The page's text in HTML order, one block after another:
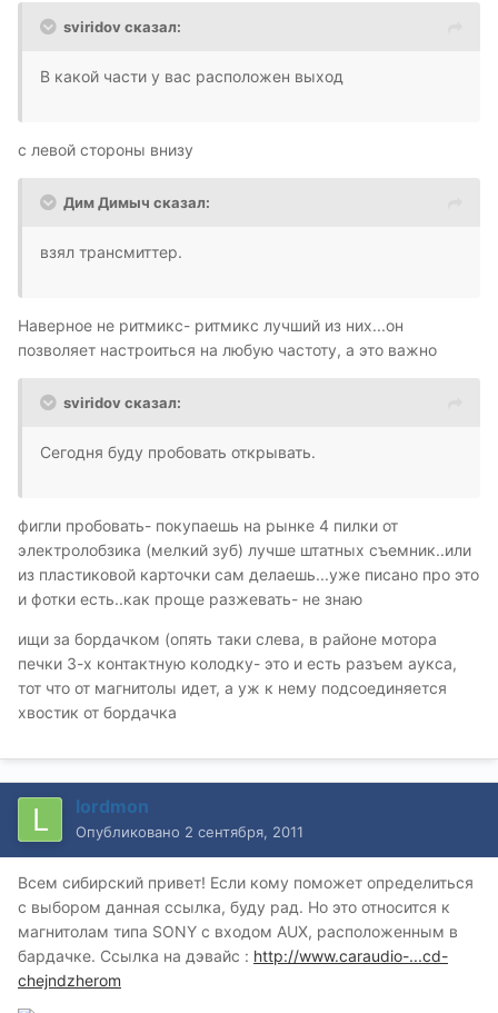
sviridov сказал:
В какой части у вас расположен выход
с левой стороны внизу
Дим Димыч сказал:
взял трансмиттер.
Наверное не ритмикс- ритмикс лучший из них...он
позволяет настроиться на любую частоту, а это важно
sviridov сказал:
Сегодня буду пробовать открывать.
фигли пробовать- покупаешь на рынке 4 пилки от
электролобзика (мелкий зуб) лучше штатных съемник..или
из пластиковой карточки сам делаешь...уже писано про это
и фотки есть..как проще разжевать- не знаю
ищи за бордачком (опять таки слева, в районе мотора
печки 3-х контактную колодку- это и есть разъем аукса,
тот что от магнитолы идет, а уж к нему подсоединяется
хвостик от бордачка
lordmon
Опубликовано 2 сентября, 2011
Всем сибирский привет! Если кому поможет определиться
с выбором данная ссылка, буду рад. Но это относится к
магнитолам типа SONY с входом AUX, расположенным в
бардачке. Ссылка на дэвайс : http://www.caraudio-...cd-
chejndzherom